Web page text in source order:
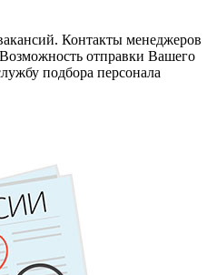
Контакты менеджеров
отправки Вашего
подбора персонала